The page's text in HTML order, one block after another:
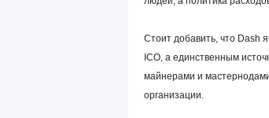
Стоит добавить, что Dash
ICO, а единственным
майнерами и
организации.